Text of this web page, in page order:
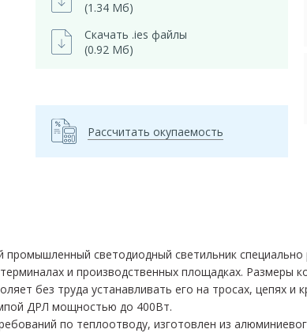
(1.34 Мб)
Скачать .ies файлы
(0.92 Мб)
Рассчитать окупаемость
светодиодный светильник
и производственных площадках. Размеры
без труда устанавливать его на тросах, цепях и
ДРЛ мощностью до 400Вт.
по теплоотводу, изготовлен из